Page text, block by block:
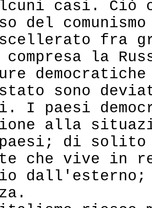
casi. Ciò
del
fra
compresa la
sono
I paesi
alla
di solito
che vive in